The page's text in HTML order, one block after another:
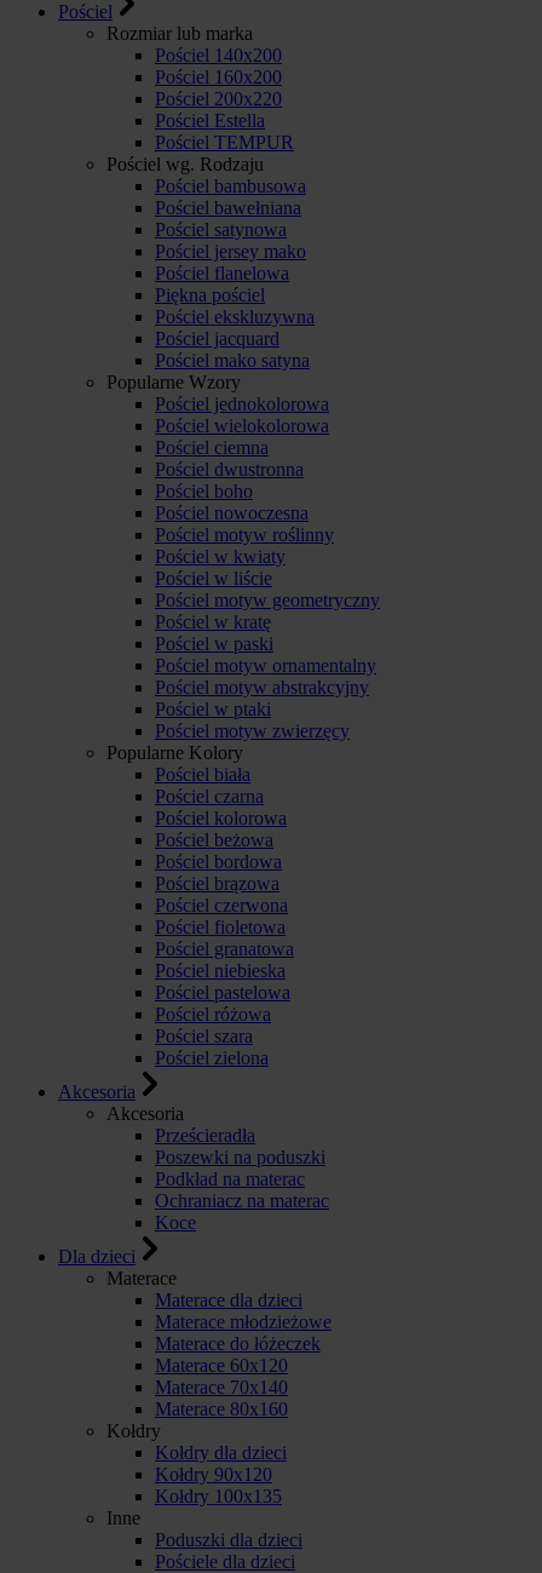
Pościel
Rozmiar lub marka
Pościel 140x200
Pościel 160x200
Pościel 200x220
Pościel Estella
Pościel TEMPUR
Pościel wg. Rodzaju
Pościel bambusowa
Pościel bawełniana
Pościel satynowa
Pościel jersey mako
Pościel flanelowa
Piękna pościel
Pościel ekskluzywna
Pościel jacquard
Pościel mako satyna
Popularne Wzory
Pościel jednokolorowa
Pościel wielokolorowa
Pościel ciemna
Pościel dwustronna
Pościel boho
Pościel nowoczesna
Pościel motyw roślinny
Pościel w kwiaty
Pościel w liście
Pościel motyw geometryczny
Pościel w kratę
Pościel w paski
Pościel motyw ornamentalny
Pościel motyw abstrakcyjny
Pościel w ptaki
Pościel motyw zwierzęcy
Popularne Kolory
Pościel biała
Pościel czarna
Pościel kolorowa
Pościel beżowa
Pościel bordowa
Pościel brązowa
Pościel czerwona
Pościel fioletowa
Pościel granatowa
Pościel niebieska
Pościel pastelowa
Pościel różowa
Pościel szara
Pościel zielona
Akcesoria
Akcesoria
Prześcieradła
Poszewki na poduszki
Podkład na materac
Ochraniacz na materac
Koce
Dla dzieci
Materace
Materace dla dzieci
Materace młodzieżowe
Materace do łóżeczek
Materace 60x120
Materace 70x140
Materace 80x160
Kołdry
Kołdry dla dzieci
Kołdry 90x120
Kołdry 100x135
Inne
Poduszki dla dzieci
Pościele dla dzieci